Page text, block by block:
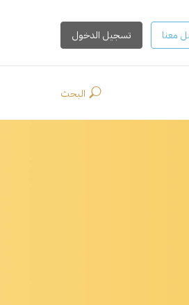
معنا تسجيل الدخول
البحث